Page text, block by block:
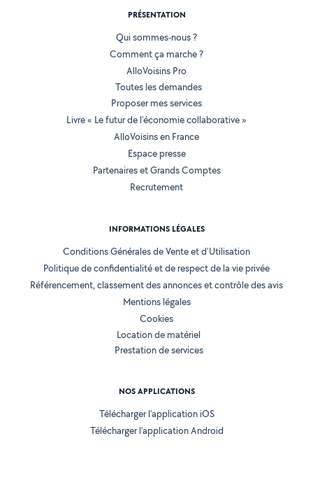
PRÉSENTATION
Qui sommes-nous ?
Comment ça marche ?
AlloVoisins Pro
Toutes les demandes
Proposer mes services
Livre « Le futur de l'économie collaborative »
AlloVoisins en France
Espace presse
Partenaires et Grands Comptes
Recrutement
INFORMATIONS LÉGALES
Conditions Générales de Vente et d'Utilisation
Politique de confidentialité et de respect de la vie privée
Référencement, classement des annonces et contrôle des avis
Mentions légales
Cookies
Location de matériel
Prestation de services
NOS APPLICATIONS
Télécharger l’application iOS
Télécharger l’application Android